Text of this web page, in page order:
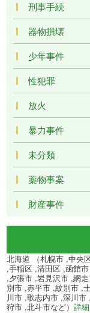
刑事手続
器物損壊
少年事件
性犯罪
放火
暴力事件
未分類
薬物事案
財産事件
北海道 （札幌市 ,中央
,手稲区 ,清田区 ,函館
,夕張市 ,岩見沢市 ,網
別市 ,赤平市 ,紋別市 ,
川市 ,歌志内市 ,深川
狩市 ,北斗市など）詳